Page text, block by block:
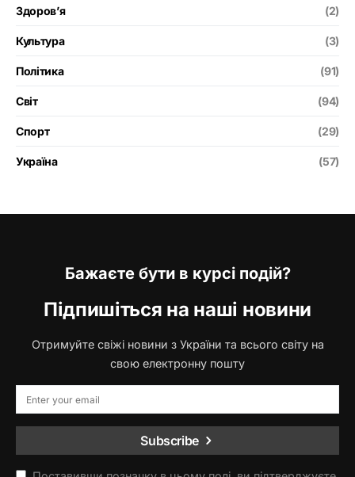
Здоров’я (2)
Культура (3)
Політика (91)
Світ (94)
Спорт (29)
Україна (57)
Бажаєте бути в курсі подій?
Підпишіться на наші новини
Отримуйте свіжі новини з України та всього світу на
свою електронну пошту
Subscribe